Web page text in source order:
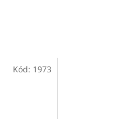
Kód: 1973